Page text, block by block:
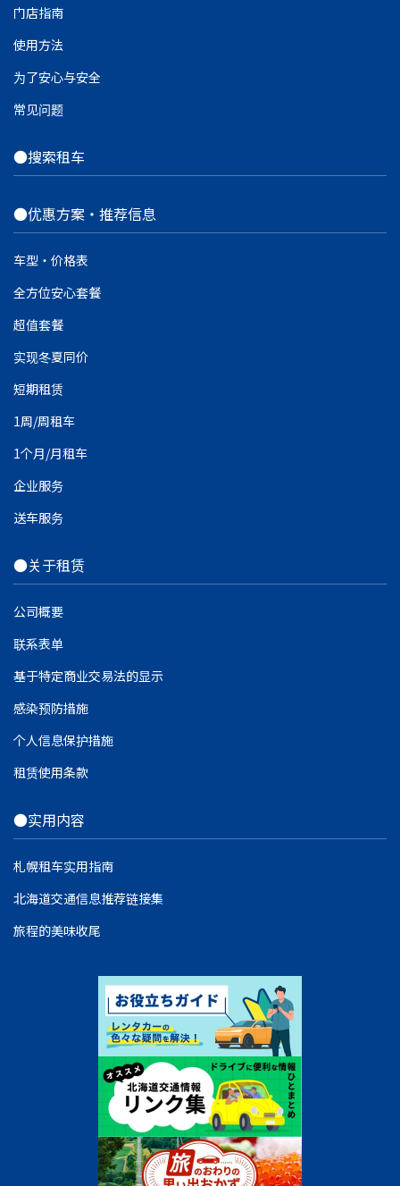
门店指南
使用方法
为了安心与安全
常见问题
●搜索租车
●优惠方案・推荐信息
车型・价格表
全方位安心套餐
超值套餐
实现冬夏同价
短期租赁
1周/周租车
1个月/月租车
企业服务
送车服务
●关于租赁
公司概要
联系表单
基于特定商业交易法的显示
感染预防措施
个人信息保护措施
租赁使用条款
●实用内容
札幌租车实用指南
北海道交通信息推荐链接集
旅程的美味收尾